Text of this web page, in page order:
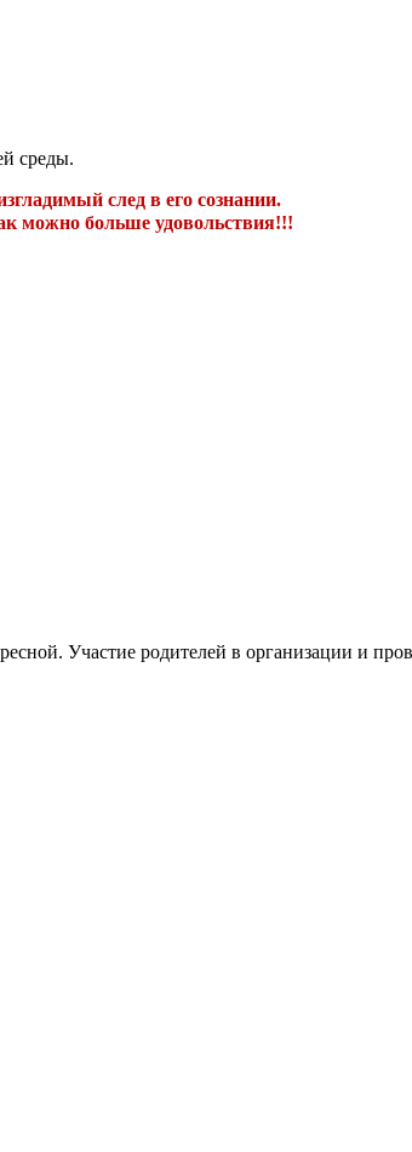
среды.
след в его сознании.
можно больше удовольствия!!!
Участие родителей в организации и